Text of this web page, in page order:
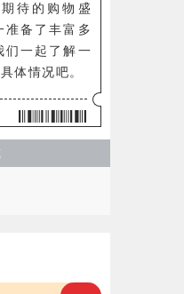
待的购物盛
准备了丰富多
们一起了解一
体情况吧。